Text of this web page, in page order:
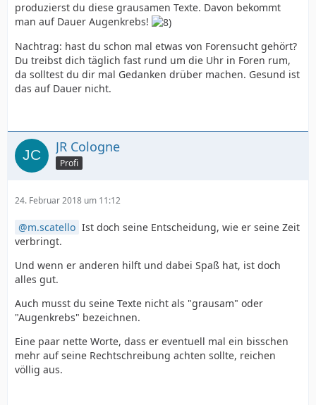
produzierst du diese grausamen Texte. Davon bekommt
man auf Dauer Augenkrebs!
Nachtrag: hast du schon mal etwas von Forensucht gehört?
Du treibst dich täglich fast rund um die Uhr in Foren rum,
da solltest du dir mal Gedanken drüber machen. Gesund ist
das auf Dauer nicht.
JR Cologne
Profi
24. Februar 2018 um 11:12
m.scatello Ist doch seine Entscheidung, wie er seine Zeit
verbringt.
Und wenn er anderen hilft und dabei Spaß hat, ist doch
alles gut.
Auch musst du seine Texte nicht als "grausam" oder
"Augenkrebs" bezeichnen.
Eine paar nette Worte, dass er eventuell mal ein bisschen
mehr auf seine Rechtschreibung achten sollte, reichen
völlig aus.